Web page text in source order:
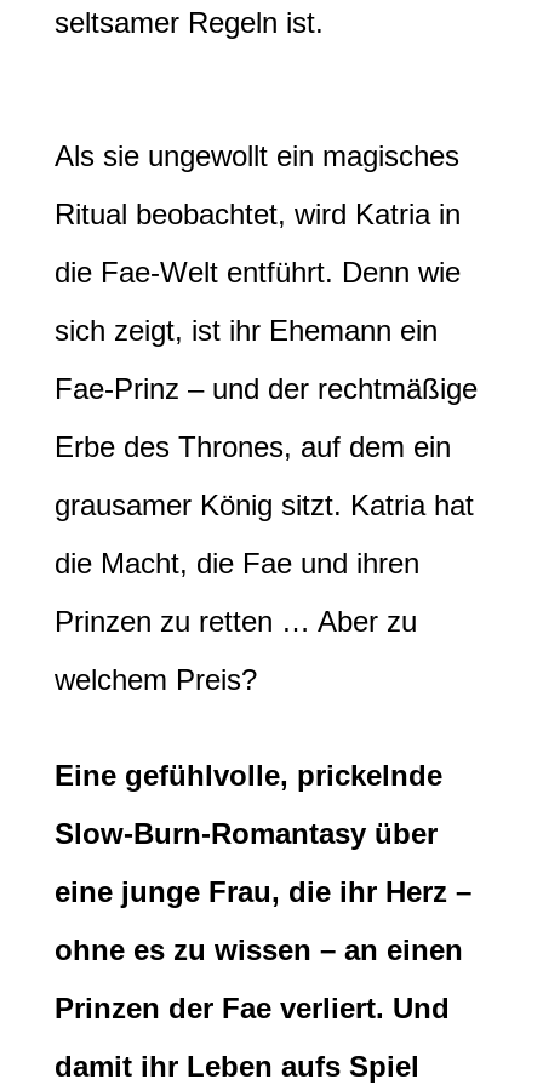
seltsamer Regeln ist.
Als sie ungewollt ein magisches
Ritual beobachtet, wird Katria in
die Fae-Welt entführt. Denn wie
sich zeigt, ist ihr Ehemann ein
Fae-Prinz – und der rechtmäßige
Erbe des Thrones, auf dem ein
grausamer König sitzt. Katria hat
die Macht, die Fae und ihren
Prinzen zu retten … Aber zu
welchem Preis?
Eine gefühlvolle, prickelnde
Slow-Burn-Romantasy über
eine junge Frau, die ihr Herz –
ohne es zu wissen – an einen
Prinzen der Fae verliert. Und
damit ihr Leben aufs Spiel